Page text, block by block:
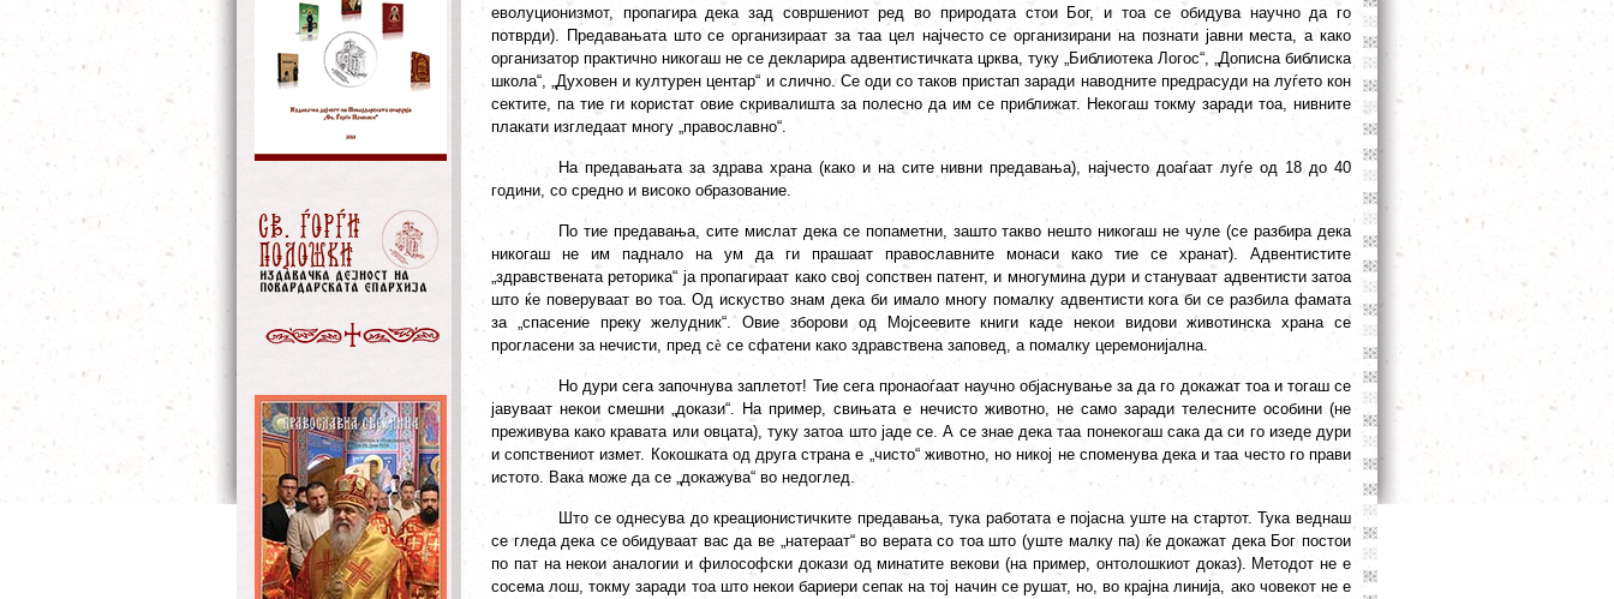
еволуционизмот, пропагира дека зад совршениот ред во природата стои Бог, и тоа се обидува научно да го
потврди). Предавањата што се организираат за таа цел најчесто се организирани на познати јавни места, а како
организатор практично никогаш не се декларира адвентистичката црква, туку „Библиотека Логос“, „Дописна библиска
школа“, „Духовен и културен центар“ и слично. Се оди со таков пристап заради наводните предрасуди на луѓето кон
сектите, па тие ги користат овие скривалишта за полесно да им се приближат. Некогаш токму заради тоа, нивните
плакати изгледаат многу „православно“.
На предавањата за здрава храна (како и на сите нивни предавања), најчесто доаѓаат луѓе од 18 до 40
години, со средно и високо образование.
По тие предавања, сите мислат дека се попаметни, зашто такво нешто никогаш не чуле (се разбира дека
никогаш не им паднало на ум да ги прашаат православните монаси како тие се хранат). Адвентистите
„здравствената реторика“ ја пропагираат како свој сопствен патент, и многумина дури и стануваат адвентисти затоа
што ќе поверуваат во тоа. Од искуство знам дека би имало многу помалку адвентисти кога би се разбила фамата
за „спасение преку желудник“. Овие зборови од Мојсеевите книги каде некои видови животинска храна се
прогласени за нечисти, пред сè се сфатени како здравствена заповед, а помалку церемонијална.
Но дури сега започнува заплетот! Тие сега пронаоѓаат научно објаснување за да го докажат тоа и тогаш се
јавуваат некои смешни „докази“. На пример, свињата е нечисто животно, не само заради телесните особини (не
преживува како кравата или овцата), туку затоа што јаде се. А се знае дека таа понекогаш сака да си го изеде дури
и сопствениот измет. Кокошката од друга страна е „чисто“ животно, но никој не споменува дека и таа често го прави
истото. Вака може да се „докажува“ во недоглед.
Што се однесува до креационистичките предавања, тука работата е појасна уште на стартот. Тука веднаш
се гледа дека се обидуваат вас да ве „натераат“ во верата со тоа што (уште малку па) ќе докажат дека Бог постои
по пат на некои аналогии и философски докази од минатите векови (на пример, онтолошкиот доказ). Методот не е
сосема лош, токму заради тоа што некои бариери сепак на тој начин се рушат, но, во крајна линија, ако човекот не е